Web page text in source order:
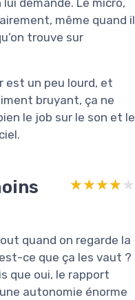
demande. Le micro,
même quand il
trouve sur
est un peu lourd, et
bruyant, ça ne
le job sur le son et le
★★★★★
★★★★★
quand on regarde la
ce que ça les vaut ?
que oui, le rapport
autonomie énorme